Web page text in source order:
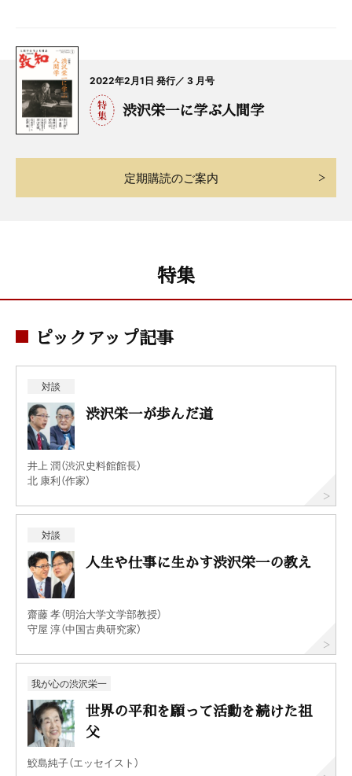
2022年2月1日 発行／ 3 月号
渋沢栄一に学ぶ人間学
定期購読のご案内
特集
ピックアップ記事
対談
渋沢栄一が歩んだ道
井上 潤（渋沢史料館館長）
北 康利（作家）
対談
人生や仕事に生かす渋沢栄一の教え
齋藤 孝（明治大学文学部教授）
守屋 淳（中国古典研究家）
我が心の渋沢栄一
世界の平和を願って活動を続けた祖
父
鮫島純子（エッセイスト）